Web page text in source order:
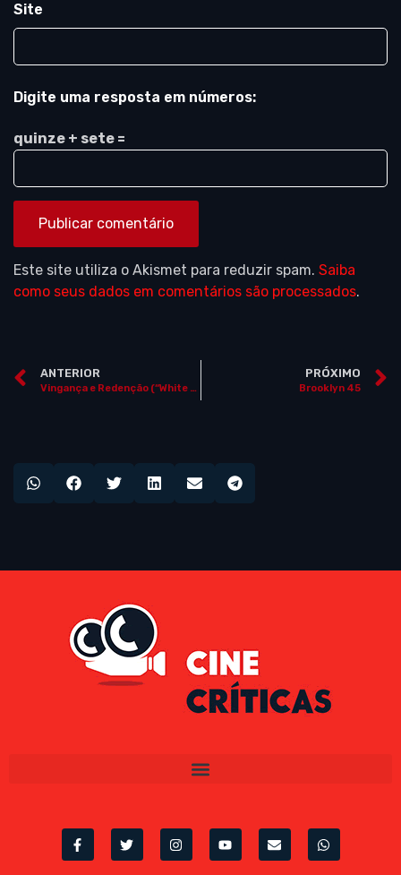
Site
Digite uma resposta em números:
quinze + sete =
Este site utiliza o Akismet para reduzir spam. Saiba
como seus dados em comentários são processados.
ANTERIOR
Vingança e Redenção (“White Elephant”)
PRÓXIMO
Brooklyn 45